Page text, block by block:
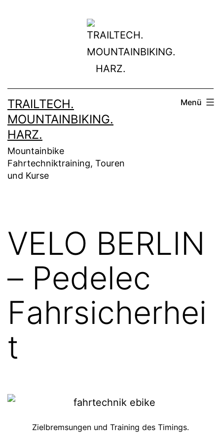
TRAILTECH.
MOUNTAINBIKING.
HARZ.
Mountainbike
Fahrtechniktraining, Touren
und Kurse
Menü
VELO BERLIN
– Pedelec
Fahrsicherhei
t
Zielbremsungen und Training des Timings.